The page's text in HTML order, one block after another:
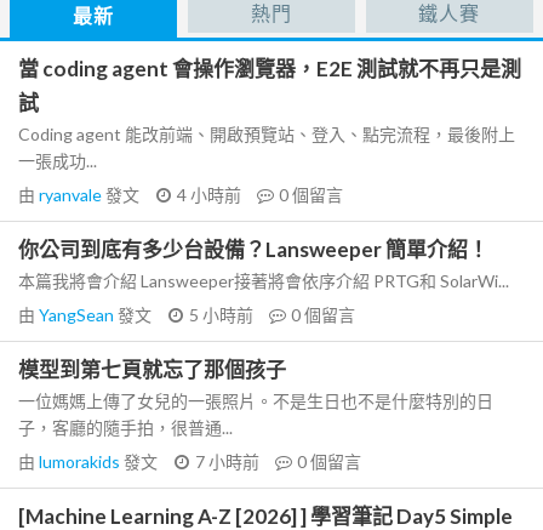
最新 熱門 鐵人賽
當 coding agent 會操作瀏覽器，E2E 測試就不再只是測
試
Coding agent 能改前端、開啟預覽站、登入、點完流程，最後附上
一張成功...
由 ryanvale發文 4 小時前 0個留言
你公司到底有多少台設備？Lansweeper 簡單介紹！
本篇我將會介紹 Lansweeper接著將會依序介紹 PRTG和 SolarWi...
由 YangSean 發文 5 小時前 0個留言
模型到第七頁就忘了那個孩子
一位媽媽上傳了女兒的一張照片。不是生日也不是什麼特別的日
子，客廳的隨手拍，很普通...
由 lumorakids 發文 7 小時前 0個留言
[Machine Learning A-Z [2026] ] 學習筆記 Day5 Simple